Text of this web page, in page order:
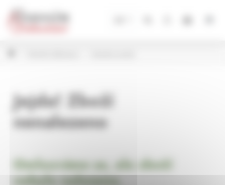
Jejda! Zboží
nenalezeno
Omlouváme se, ale zboží
nebylo nalezeno.
Panel pro správu cookies